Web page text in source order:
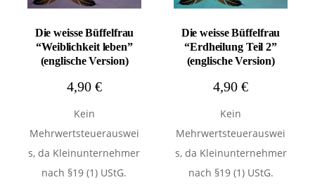
Die weisse Büffelfrau
“Weiblichkeit leben”
(englische Version)
4,90 €
Kein
Mehrwertsteuerauswei
s, da Kleinunternehmer
nach §19 (1) UStG.
Die weisse Büffelfrau
“Erdheilung Teil 2”
(englische Version)
4,90€
Kein
Mehrwertsteuerauswei
s, da Kleinunternehmer
nach §19 (1) UStG.